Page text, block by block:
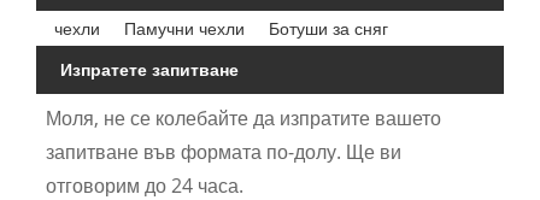
чехли
Памучни чехли
Ботуши за сняг
Изпратете запитване
Моля, не се колебайте да изпратите вашето
запитване във формата по-долу. Ще ви
отговорим до 24 часа.